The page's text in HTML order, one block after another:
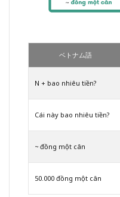
ベトナム語
N + bao nhiêu tiền?
Cái này bao nhiêu tiền?
~ đồng một cân
50.000 đồng một cân